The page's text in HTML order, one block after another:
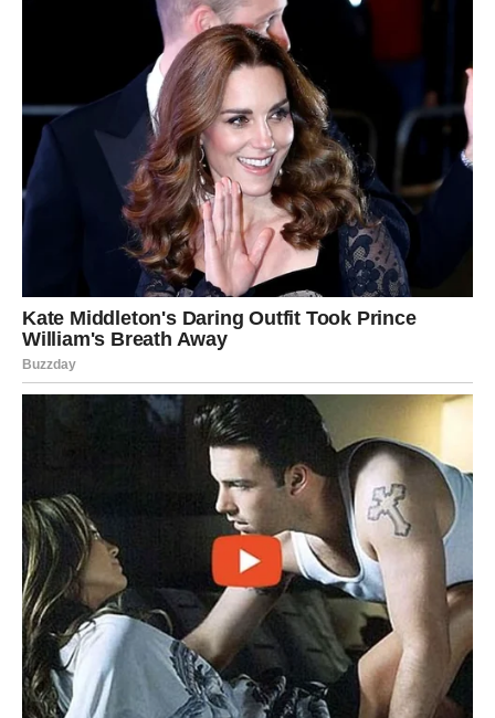
Prihvatite nagradu koju ste pošteno zaslužili.
Pred određenim znakovima nalazi se period u kojem će
konačno vidjeti rezultate svog rada, ustrajnosti i
strpljenja. Finansijska situacija postaje mnogo bolja, a
trud koji je trajao godinama počinje donositi plodove.
Najviše razloga za slavlje imaće Ribe, kojima stiže
najveća nagrada,Strijelčevi , kojima dolazi veliki uspjeh,
te
Rakovi , kojima finansijsko olakšanje stiže u pravom
trenutku.
Zvijezde poručuju da se pravi trud uvijek isplati. Za neke
znakove upravo sada počinje period u kojem će to jasno